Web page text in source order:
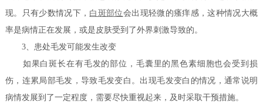
现。只有少数情况下， 白斑部位会出现轻微的瘙痒感，这种情况大概
率是病情正在发展，或是皮肤受到了外界刺激导致的。
3、患处毛发可能发生改变
如果白斑长在有毛发的部位，毛囊里的黑色素细胞也会受到损
伤，连累局部毛发，导致毛发变白。出现毛发变白的情况，通常说明
病情发展到了一定程度，需要尽快重视起来，及时采取干预措施。